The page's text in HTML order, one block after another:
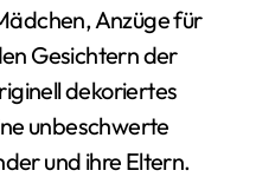
Anzüge für
Gesichtern der
dekoriertes
unbeschwerte
und ihre Eltern.